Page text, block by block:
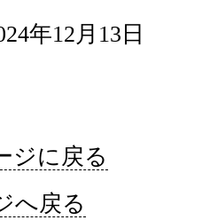
年12月13日
ジに戻る
へ戻る